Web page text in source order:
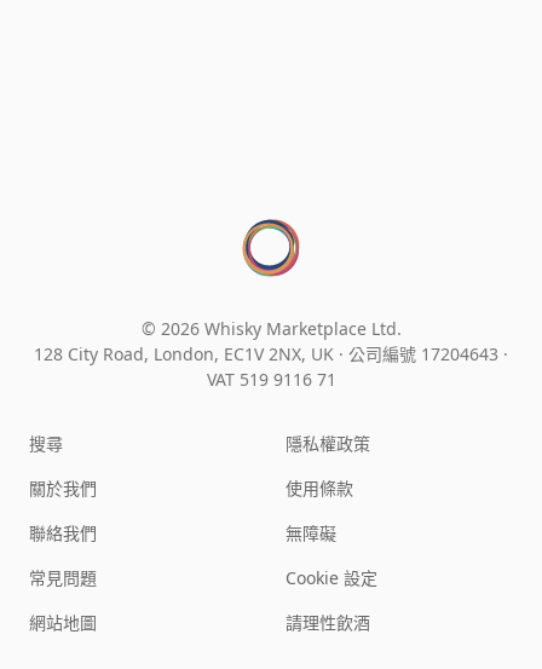
© 2026 Whisky Marketplace Ltd.
128 City Road, London, EC1V 2NX, UK · 公司編號 17204643 ·
VAT 519 9116 71
搜尋
關於我們
聯絡我們
常見問題
網站地圖
隱私權政策
使用條款
無障礙
Cookie 設定
請理性飲酒